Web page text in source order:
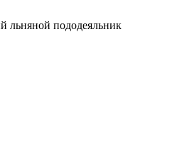
льняной пододеяльник